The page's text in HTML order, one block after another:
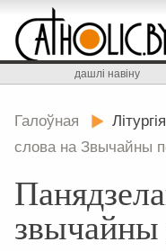
дашлі навіну
Галоўная Літургія
слова на Звычайны